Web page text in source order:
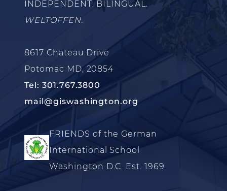
INDEPENDENT. BILINGUAL.
WELTOFFEN.
8617 Chateau Drive
Potomac MD, 20854
Tel: 301.767.3800
mail@giswashington.org
FRIENDS of the German
International School
Washington D.C. Est. 1969